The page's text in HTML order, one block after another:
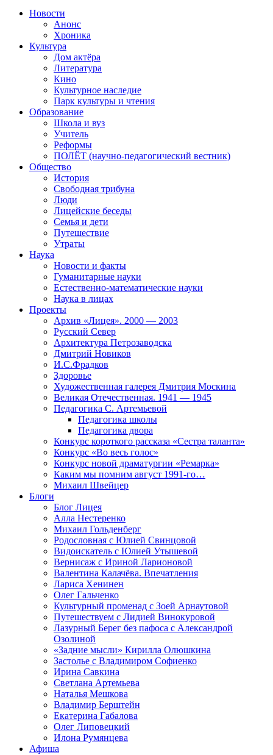
Новости
Анонс
Хроника
Культура
Дом актёра
Литература
Кино
Культурное наследие
Парк культуры и чтения
Образование
Школа и вуз
Учитель
Реформы
ПОЛЁТ (научно-педагогический вестник)
Общество
История
Свободная трибуна
Люди
Лицейские беседы
Семья и дети
Путешествие
Утраты
Наука
Новости и факты
Гуманитарные науки
Естественно-математические науки
Наука в лицах
Проекты
Архив «Лицея». 2000 — 2003
Русский Север
Архитектура Петрозаводска
Дмитрий Новиков
И.С.Фрадков
Здоровье
Художественная галерея Дмитрия Москина
Великая Отечественная. 1941 — 1945
Педагогика С. Артемьевой
Педагогика школы
Педагогика двора
Конкурс короткого рассказа «Сестра таланта»
Конкурс «Во весь голос»
Конкурс новой драматургии «Ремарка»
Каким мы помним август 1991-го…
Михаил Швейцер
Блоги
Блог Лицея
Алла Нестеренко
Михаил Гольденберг
Родословная с Юлией Свинцовой
Видоискатель с Юлией Утышевой
Вернисаж с Ириной Ларионовой
Валентина Калачёва. Впечатления
Лариса Хенинен
Олег Гальченко
Культурный променад с Зоей Арнаутовой
Путешествуем с Лидией Винокуровой
Лазурный Берег без пафоса с Александрой
Озолиной
«Задние мысли» Кирилла Олюшкина
Застолье с Владимиром Софиенко
Ирина Савкина
Светлана Артемьева
Наталья Мешкова
Владимир Берштейн
Екатерина Габалова
Олег Липовецкий
Илона Румянцева
Афиша